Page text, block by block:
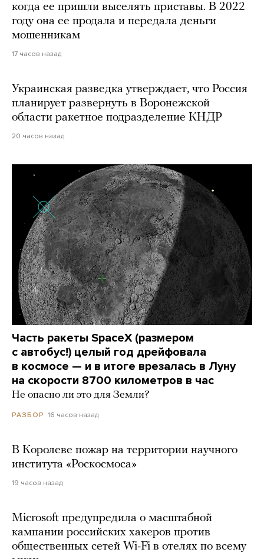
когда ее пришли выселять приставы. В 2022
году она ее продала и передала деньги
мошенникам
17 часов назад
Украинская разведка утверждает, что Россия
планирует развернуть в Воронежской
области ракетное подразделение КНДР
20 часов назад
Часть ракеты SpaceX (размером
с автобус!) целый год дрейфовала
в космосе — и в итоге врезалась в Луну
на скорости 8700 километров в час
Не опасно ли это для Земли?
РАЗБОР 16 часов назад
В Королеве пожар на территории научного
института «Роскосмоса»
19 часов назад
Microsoft предупредила о масштабной
кампании российских хакеров против
общественных сетей Wi-Fi в отелях по всему